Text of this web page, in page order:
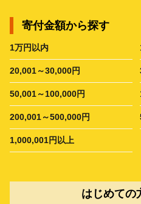
寄付金額から探す
1万円以内
20,001～30,000円
50,001～100,000円
200,001～500,000円
1,000,001円以上
はじめての